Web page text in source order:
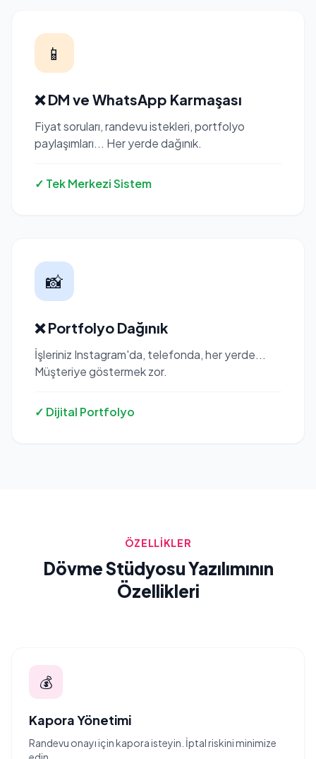
📱
❌ DM ve WhatsApp Karmaşası
Fiyat soruları, randevu istekleri, portfolyo
paylaşımları... Her yerde dağınık.
✓ Tek Merkezi Sistem
📸
❌ Portfolyo Dağınık
İşleriniz Instagram'da, telefonda, her yerde...
Müşteriye göstermek zor.
✓ Dijital Portfolyo
ÖZELLİKLER
Dövme Stüdyosu Yazılımının
Özellikleri
💰
Kapora Yönetimi
Randevu onayı için kapora isteyin. İptal riskini minimize